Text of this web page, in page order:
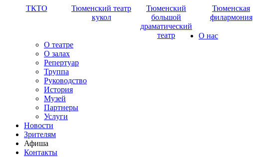
ТКТО
Тюменский театр
кукол
Тюменский
большой
драматический
театр
Тюменская
филармония
О нас
О театре
О залах
Репертуар
Труппа
Руководство
История
Музей
Партнеры
Услуги
Новости
Зрителям
Афиша
Контакты